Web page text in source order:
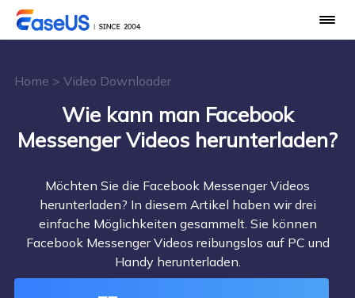
Home > Video Downloader
Wie kann man Facebook
Messenger Videos herunterladen?
Möchten Sie die Facebook Messenger Videos
herunterladen? In diesem Artikel haben wir drei
einfache Möglichkeiten gesammelt. Sie können
Facebook Messenger Videos reibungslos auf PC und
Handy herunterladen.